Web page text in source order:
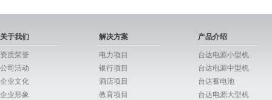
关于我们
资质荣誉
公司活动
企业文化
企业形象
解决方案
电力项目
银行项目
酒店项目
教育项目
产品介绍
台达电源小型机
台达电源中型机
台达蓄电池
台达电源大型机